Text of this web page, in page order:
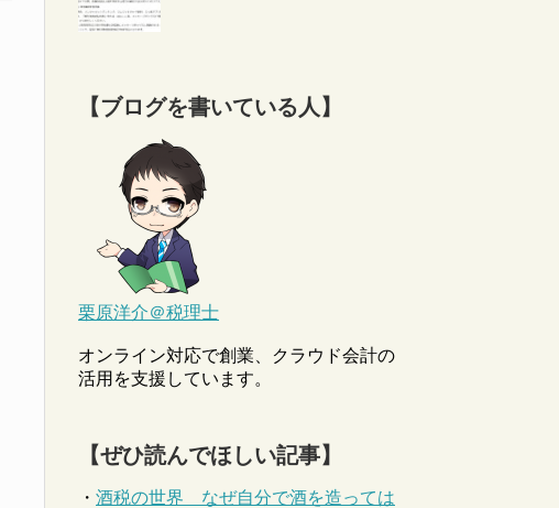
【ブログを書いている人】
栗原洋介＠税理士
オンライン対応で創業、クラウド会計の
活用を支援しています。
【ぜひ読んでほしい記事】
・ 酒税の世界 なぜ自分で酒を造っては